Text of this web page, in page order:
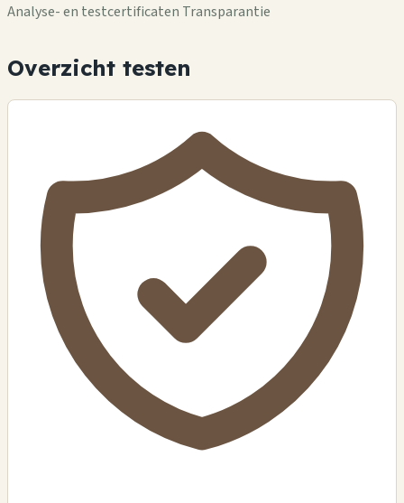
Analyse- en testcertificaten Transparantie
Overzicht testen